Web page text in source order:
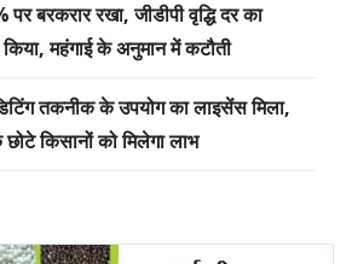
बरकरार रखा, जीडीपी वृद्धि दर का
महंगाई के अनुमान में कटौती
तकनीक के उपयोग का लाइसेंस मिला,
किसानों को मिलेगा लाभ